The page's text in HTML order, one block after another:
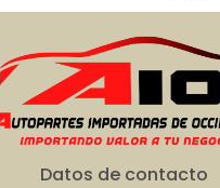
Datos de contacto